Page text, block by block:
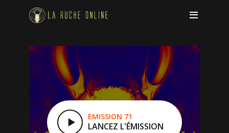
EMISSION 71
LANCEZ L'ÉMISSION